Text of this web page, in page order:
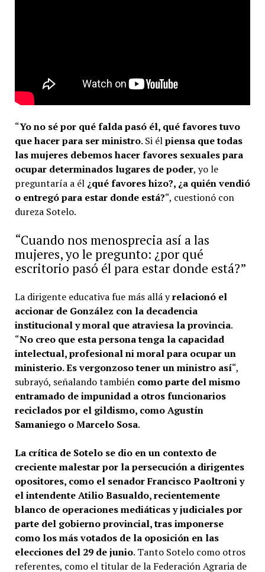
“Yo no sé por qué falda pasó él, qué favores tuvo
que hacer para ser ministro. Si élpiensa que todas
las mujeres debemos hacer favores sexuales para
ocupar determinados lugares de poder, yo le
preguntaría a él¿qué favores hizo?, ¿a quién vendió
o entregó para estar donde está?“, cuestionó con
dureza Sotelo.
“Cuando nos menosprecia así a las
mujeres, yo le pregunto: ¿por qué
escritorio pasó él para estar donde está?”
La dirigente educativa fue más allá yrelacionó el
accionar de González con la decadencia
institucional y moral que atraviesa la provincia.
“No creo que esta persona tenga la capacidad
intelectual, profesional ni moral para ocupar un
ministerio. Es vergonzoso tener un ministro así“,
subrayó, señalando también como parte del mismo
entramado de impunidad a otros funcionarios
reciclados por el gildismo, como Agustín
Samaniego o Marcelo Sosa.
La crítica de Sotelo se dio en un contexto de
creciente malestar por la persecución a dirigentes
opositores, como el senador Francisco Paoltroni y
el intendente Atilio Basualdo, recientemente
blanco de operaciones mediáticas y judiciales por
parte del gobierno provincial, tras imponerse
como los más votados de la oposición en las
elecciones del 29 de junio. Tanto Sotelo como otros
referentes, como el titular de la Federación Agraria de